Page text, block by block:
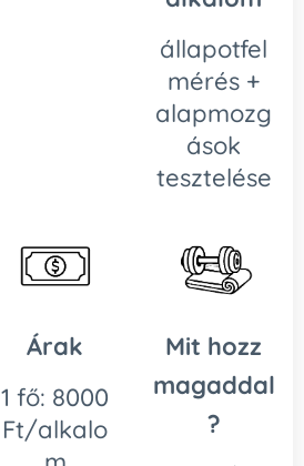
állapotfel
mérés +
alapmozg
ások
tesztelése
Árak
1 fő: 8000
Ft/alkalo
Mit hozz
magaddal
?